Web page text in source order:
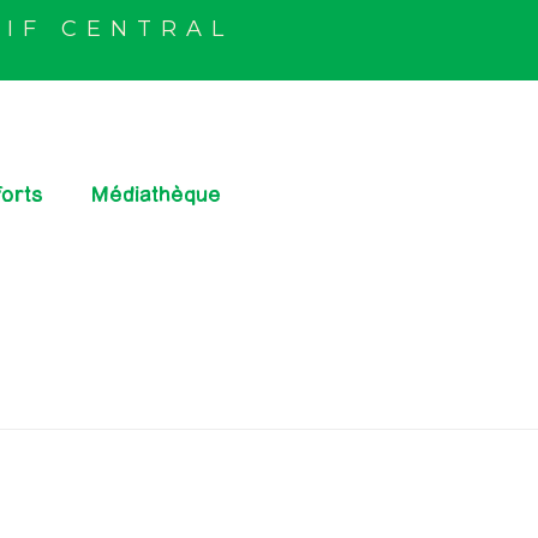
CENTRAL
Médiathèque